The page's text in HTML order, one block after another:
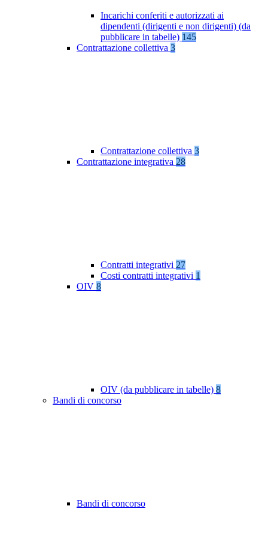
Incarichi conferiti e autorizzati ai
dipendenti (dirigenti e non dirigenti) (da
pubblicare in tabelle) 145
Contrattazione collettiva 3
Contrattazione collettiva 3
Contrattazione integrativa 28
Contratti integrativi 27
Costi contratti integrativi 1
OIV 8
OIV (da pubblicare in tabelle) 8
Bandi di concorso
Bandi di concorso